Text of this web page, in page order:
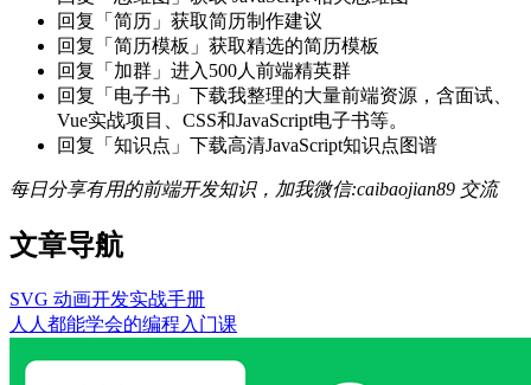
回复「简历」获取简历制作建议
回复「简历模板」获取精选的简历模板
回复「加群」进入500人前端精英群
回复「电子书」下载我整理的大量前端资源，含面试、
Vue实战项目、CSS和JavaScript电子书等。
回复「知识点」下载高清JavaScript知识点图谱
每日分享有用的前端开发知识，加我微信:caibaojian89 交流
文章导航
SVG 动画开发实战手册
人人都能学会的编程入门课